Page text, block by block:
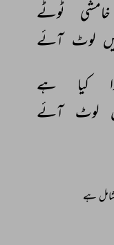
خامشی
ٹوٹے
لوٹ آئے
کیا
ہے
لوٹ آئے
ہے